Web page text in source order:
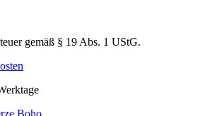
gemäß § 19 Abs. 1 UStG.